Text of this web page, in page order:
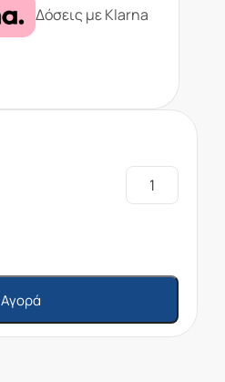
Δόσεις με Klarna
Αγορά